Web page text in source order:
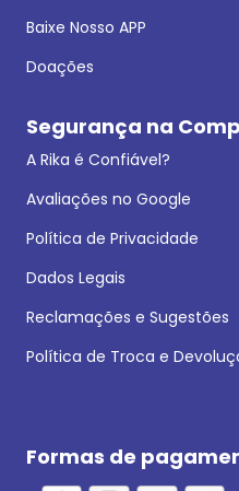
Baixe Nosso APP
Doações
Segurança na
A Rika é Confiável?
Avaliações no Google
Política de Privacidade
Dados Legais
Reclamações e Sugestões
Política de Troca e
Formas de